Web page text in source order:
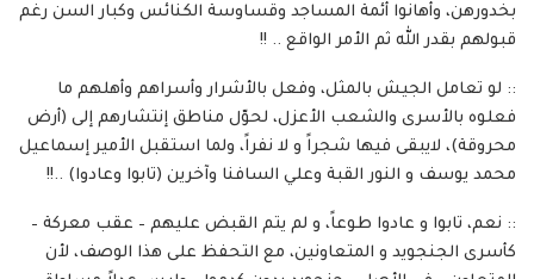
بخدورهن، وأهانوا أئمة المساجد وقساوسة الكنائس وكبار السن رغم
قبولهم بقدر الله ثم الأمر الواقع .. !!
:: لو تعامل الجيش بالمثل، وفعل بالأشرار وأسراهم وأهلهم ما
فعلوه بالأسرى والشعب الأعزل، لحوّل مناطق إنتشارهم إلى (أرض
محروقة)، لايبقى فيها شجراً و لا نفراً، ولما استقبل الأمير إسماعيل
محمد يوسف و النور القبة وعلي السافنا وآخرين (تابوا وعادوا) ..!!
:: نعم، تابوا و عادوا طوعاً، و لم يتم القبض عليهم – عقب معركة –
كأسرى الجنجويد و المتعاونين، مع التحفظ على هذا الوصف، لأن